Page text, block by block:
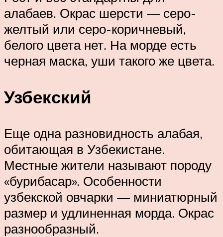
алабаев. Окрас шерсти — серо-
желтый или серо-коричневый,
белого цвета нет. На морде есть
черная маска, уши такого же цвета.
Узбекский
Еще одна разновидность алабая,
обитающая в Узбекистане.
Местные жители называют породу
«бурибасар». Особенности
узбекской овчарки — миниатюрный
размер и удлиненная морда. Окрас
разнообразный.